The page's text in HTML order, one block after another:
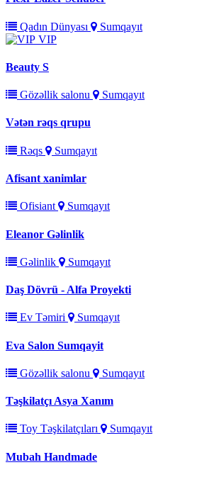
Qadın Dünyası
Sumqayıt
VIP
Beauty S
Gözəllik salonu Sumqayıt
Vətən rəqs qrupu
Rəqs Sumqayıt
Afisant xanimlar
Ofisiant Sumqayıt
Eleanor Gəlinlik
Gəlinlik Sumqayıt
Daş Dövrü - Alfa Proyekti
Ev Təmiri Sumqayıt
Eva Salon Sumqayit
Gözəllik salonu Sumqayıt
Təşkilatçı Asya Xanım
Toy Təşkilatçıları Sumqayıt
Mubah Handmade